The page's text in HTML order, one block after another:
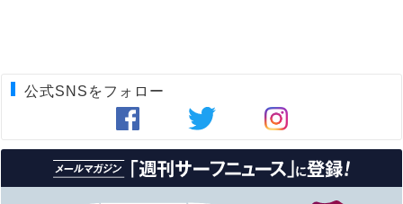
公式SNSをフォロー